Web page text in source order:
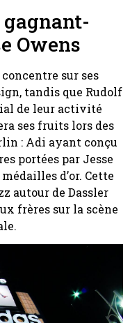
Owens
sur ses
tandis que Rudolf
de leur activité
ses fruits lors des
: Adi ayant conçu
portées par Jesse
d’or. Cette
autour de Dassler
frères sur la scène